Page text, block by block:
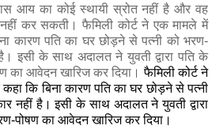
सम्‍बन्धि कुछ महत्‍वपूर्ण वाद
प्रकरण - एक
निवासी सपना से आर्य समाज मंदिर में विवाह
पश्चात ही दोनों में विवाद होने लगे। सपना ने
और घरेलू हिंसा के झूठे आरोप लगाकर दहेज
मामला कोर्ट में चला, पति ने साबित कर
झूठे प्रकरण में फंसाया गया है। कोर्ट ने पति
केस तो जीत गया लेकिन इस दौरान उसका